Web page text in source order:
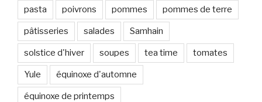
pasta poivrons pommes pommes de terre
pâtisseries salades Samhain
solstice d'hiver soupes tea time tomates
Yule équinoxe d'automne
équinoxe de printemps